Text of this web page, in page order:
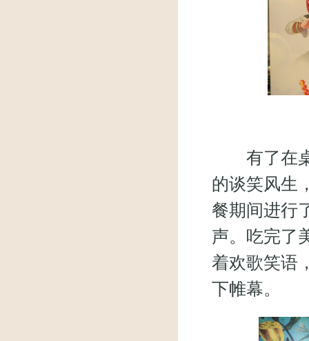
有了在桌
的谈笑风生
餐期间进行
声。吃完了
着欢歌笑语
下帷幕。